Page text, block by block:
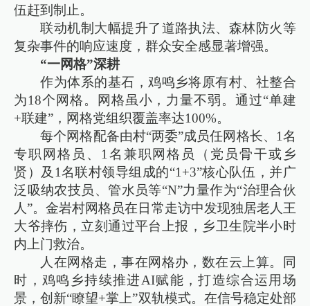
伍赶到制止。
联动机制大幅提升了道路执法、森林防火等
复杂事件的响应速度，群众安全感显著增强。
“一网格”深耕
作为体系的基石，鸡鸣乡将原有村、社整合
为18个网格。网格虽小，力量不弱。通过“单建
+联建”，网格党组织覆盖率达100%。
每个网格配备由村“两委”成员任网格长、1名
专职网格员、1名兼职网格员（党员骨干或乡
贤）及1名联村领导组成的“1+3”核心队伍，并广
泛吸纳农技员、管水员等“N”力量作为“治理合伙
人”。金岩村网格员在日常走访中发现独居老人王
大爷摔伤，立刻通过平台上报，乡卫生院半小时
内上门救治。
人在网格走，事在网格办，数在云上算。同
时，鸡鸣乡持续推进AI赋能，打造综合运用场
景，创新“瞭望+掌上”双轨模式。在信号稳定处部